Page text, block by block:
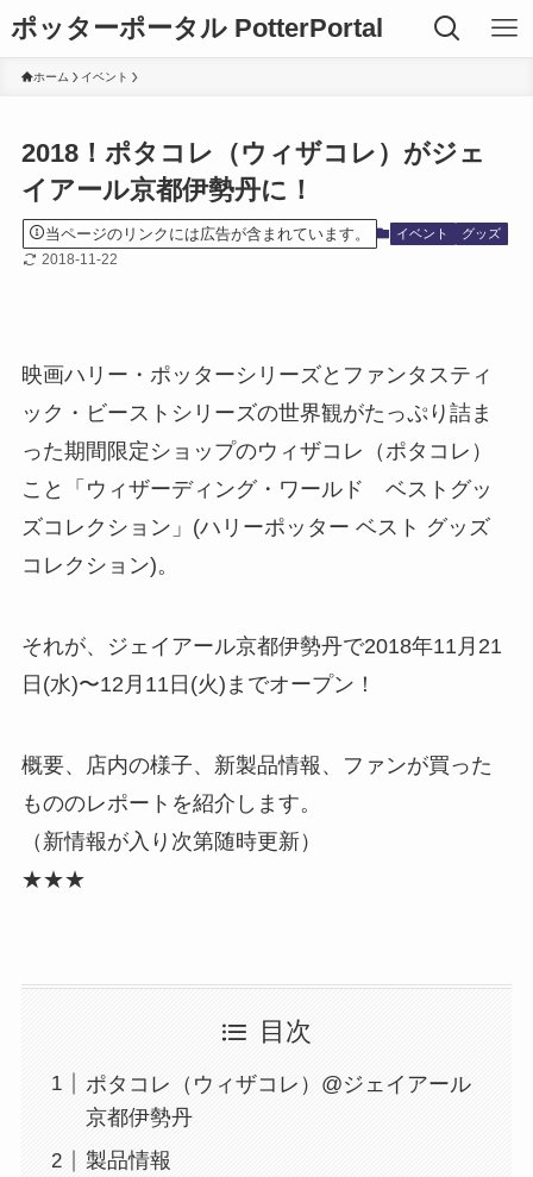
ポッターポータル PotterPortal
ホーム イベント
2018！ポタコレ（ウィザコレ）がジェ
イアール京都伊勢丹に！
当ページのリンクには広告が含まれています。 イベント グッズ
2018-11-22
映画ハリー・ポッターシリーズとファンタスティ
ック・ビーストシリーズの世界観がたっぷり詰ま
った期間限定ショップのウィザコレ（ポタコレ）
こと「ウィザーディング・ワールド ベストグッ
ズコレクション」(ハリーポッター ベスト グッズ
コレクション)。
それが、ジェイアール京都伊勢丹で2018年11月21
日(水)〜12月11日(火)までオープン！
概要、店内の様子、新製品情報、ファンが買った
もののレポートを紹介します。
（新情報が入り次第随時更新）
★★★
目次
ポタコレ（ウィザコレ）@ジェイアール
京都伊勢丹
製品情報